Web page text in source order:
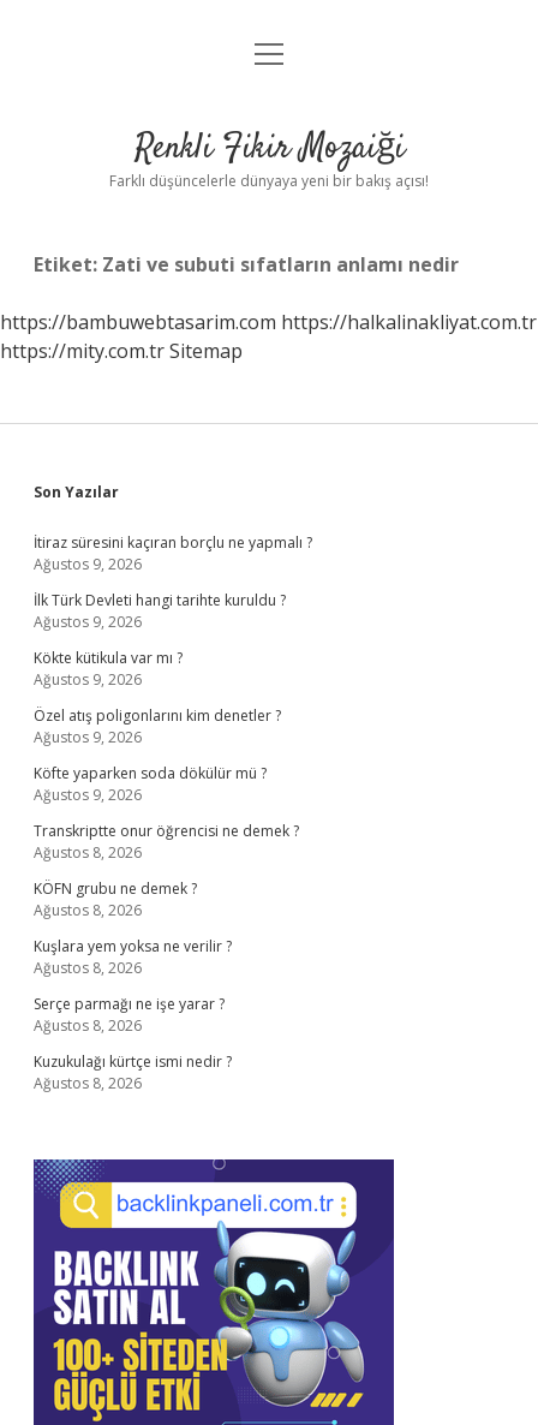
Anasayfa
Yasal Uyarı
menüyü
Renkli Fikir Mozaiği
Farklı düşüncelerle dünyaya yeni bir bakış açısı!
Etiket: Zati ve subuti sıfatların anlamı nedir
https://bambuwebtasarim.com https://halkalinakliyat.com.tr
https://mity.com.trSitemap
Sidebar
Son Yazılar
İtiraz süresini kaçıran borçlu ne yapmalı ?
Ağustos 9, 2026
İlk Türk Devleti hangi tarihte kuruldu ?
Ağustos 9, 2026
Kökte kütikula var mı ?
Ağustos 9, 2026
Özel atış poligonlarını kim denetler ?
Ağustos 9, 2026
Köfte yaparken soda dökülür mü ?
Ağustos 9, 2026
Transkriptte onur öğrencisi ne demek ?
Ağustos 8, 2026
KÖFN grubu ne demek ?
Ağustos 8, 2026
Kuşlara yem yoksa ne verilir ?
Ağustos 8, 2026
Serçe parmağı ne işe yarar ?
Ağustos 8, 2026
Kuzukulağı kürtçe ismi nedir ?
Ağustos 8, 2026